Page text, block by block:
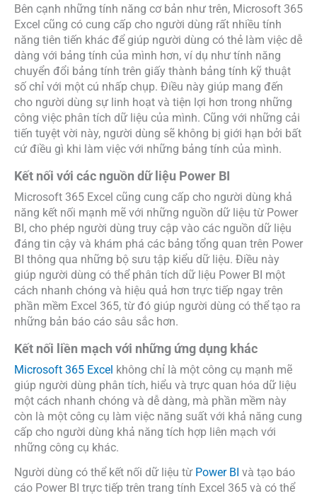
Bên cạnh những tính năng cơ bản như trên, Microsoft 365
Excel cũng có cung cấp cho người dùng rất nhiều tính
năng tiên tiến khác để giúp người dùng có thẻ làm việc dễ
dàng với bảng tính của mình hơn, ví dụ như tính năng
chuyển đổi bảng tính trên giấy thành bảng tính kỹ thuật
số chỉ với một cú nhấp chụp. Điều này giúp mang đến
cho người dùng sự linh hoạt và tiện lợi hơn trong những
công việc phân tích dữ liệu của mình. Cũng với những cải
tiến tuyệt vời này, người dùng sẽ không bị giới hạn bởi bất
cứ điều gì khi làm việc với những bảng tính của mình.
Kết nối với các nguồn dữ liệu Power BI
Microsoft 365 Excel cũng cung cấp cho người dùng khả
năng kết nối mạnh mẽ với những nguồn dữ liệu từ Power
BI, cho phép người dùng truy cập vào các nguồn dữ liệu
đáng tin cậy và khám phá các bảng tổng quan trên Power
BI thông qua những bộ sưu tập kiểu dữ liệu. Điều này
giúp người dùng có thể phân tích dữ liệu Power BI một
cách nhanh chóng và hiệu quả hơn trực tiếp ngay trên
phần mềm Excel 365, từ đó giúp người dùng có thể tạo ra
những bản báo cáo sâu sắc hơn.
Kết nối liền mạch với những ứng dụng khác
Microsoft 365 Excel không chỉ là một công cụ mạnh mẽ
giúp người dùng phân tích, hiểu và trực quan hóa dữ liệu
một cách nhanh chóng và dễ dàng, mà phần mềm này
còn là một công cụ làm việc năng suất với khả năng cung
cấp cho người dùng khả năng tích hợp liên mạch với
những công cụ khác.
Người dùng có thể kết nối dữ liệu từ Power BI và tạo báo
cáo Power BI trực tiếp trên trang tính Excel 365 và có thể